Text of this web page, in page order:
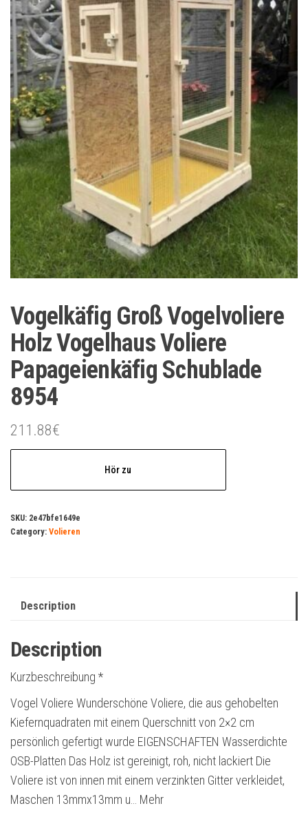
Vogelkäfig Groß Vogelvoliere
Holz Vogelhaus Voliere
Papageienkäfig Schublade
8954
211.88€
Hör zu
SKU: 2e47bfe1649e
Category: Volieren
Description
Description
Kurzbeschreibung *
Vogel Voliere Wunderschöne Voliere, die aus gehobelten
Kiefernquadraten mit einem Querschnitt von 2×2 cm
persönlich gefertigt wurde EIGENSCHAFTEN Wasserdichte
OSB-Platten Das Holz ist gereinigt, roh, nicht lackiert Die
Voliere ist von innen mit einem verzinkten Gitter verkleidet,
Maschen 13mmx13mm u… Mehr